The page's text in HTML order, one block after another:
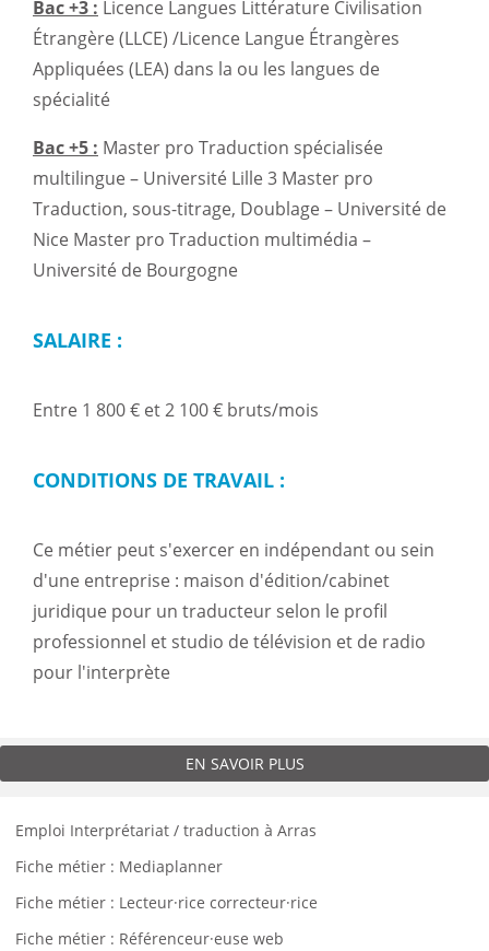
Bac +3 : Licence Langues Littérature Civilisation
Étrangère (LLCE) /Licence Langue Étrangères
Appliquées (LEA) dans la ou les langues de
spécialité
Bac +5 : Master pro Traduction spécialisée
multilingue – Université Lille 3 Master pro
Traduction, sous-titrage, Doublage – Université de
Nice Master pro Traduction multimédia –
Université de Bourgogne
SALAIRE :
Entre 1 800 € et 2 100 € bruts/mois
CONDITIONS DE TRAVAIL :
Ce métier peut s'exercer en indépendant ou sein
d'une entreprise : maison d'édition/cabinet
juridique pour un traducteur selon le profil
professionnel et studio de télévision et de radio
pour l'interprète
EN SAVOIR PLUS
Emploi Interprétariat / traduction à Arras
Fiche métier : Mediaplanner
Fiche métier : Lecteur·rice correcteur·rice
Fiche métier : Référenceur·euse web